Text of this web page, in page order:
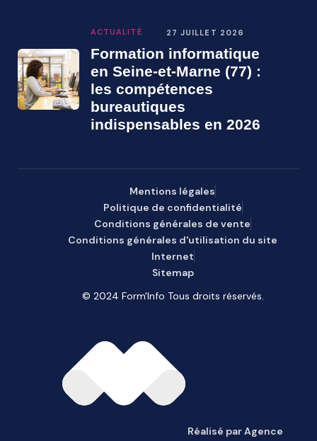
ACTUALITÉ 27 JUILLET 2026
Formation informatique
en Seine-et-Marne (77) :
les compétences
bureautiques
indispensables en 2026
Mentions légales
Politique de confidentialité
Conditions générales de vente
Conditions générales d'utilisation du site
Internet
Sitemap
© 2024 Form'Info Tous droits réservés.
Réalisé par Agence